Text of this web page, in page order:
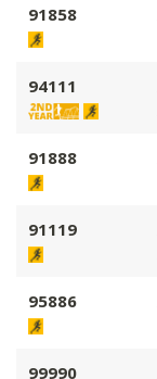
91858
94111
91888
91119
95886
99990